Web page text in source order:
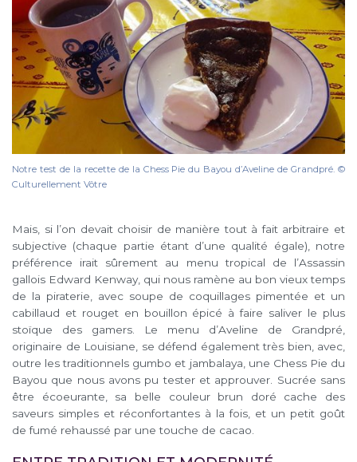
Notre test de la recette de la Chess Pie du Bayou d’Aveline de Grandpré. ©
Culturellement Vôtre
Mais, si l’on devait choisir de manière tout à fait arbitraire et
subjective (chaque partie étant d’une qualité égale), notre
préférence irait sûrement au menu tropical de l’Assassin
gallois Edward Kenway, qui nous ramène au bon vieux temps
de la piraterie, avec soupe de coquillages pimentée et un
cabillaud et rouget en bouillon épicé à faire saliver le plus
stoïque des gamers. Le menu d’Aveline de Grandpré,
originaire de Louisiane, se défend également très bien, avec,
outre les traditionnels gumbo et jambalaya, une Chess Pie du
Bayou que nous avons pu tester et approuver. Sucrée sans
être écoeurante, sa belle couleur brun doré cache des
saveurs simples et réconfortantes à la fois, et un petit goût
de fumé rehaussé par une touche de cacao.